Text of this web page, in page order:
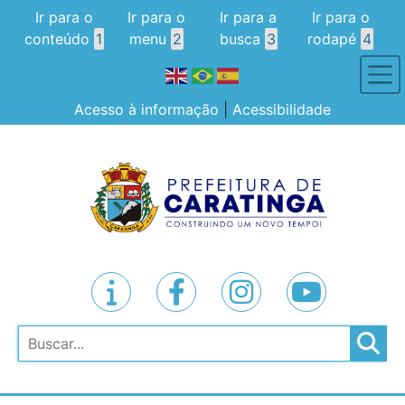
Ir para o
conteúdo 1
Ir para o
menu 2
Ir para a
busca 3
Ir para o
rodapé 4
Acesso à informação Acessibilidade
Pesquisar